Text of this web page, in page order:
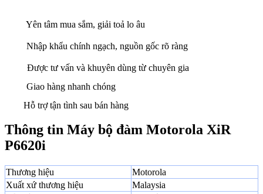
Yên tâm mua sắm, giải toả lo âu
Nhập khẩu chính ngạch, nguồn gốc rõ ràng
Được tư vấn và khuyên dùng từ chuyên gia
Giao hàng nhanh chóng
Hỗ trợ tận tình sau bán hàng
Thông tin Máy bộ đàm Motorola XiR
P6620i
Thương hiệu
Motorola
Xuất xứ thương hiệu
Malaysia